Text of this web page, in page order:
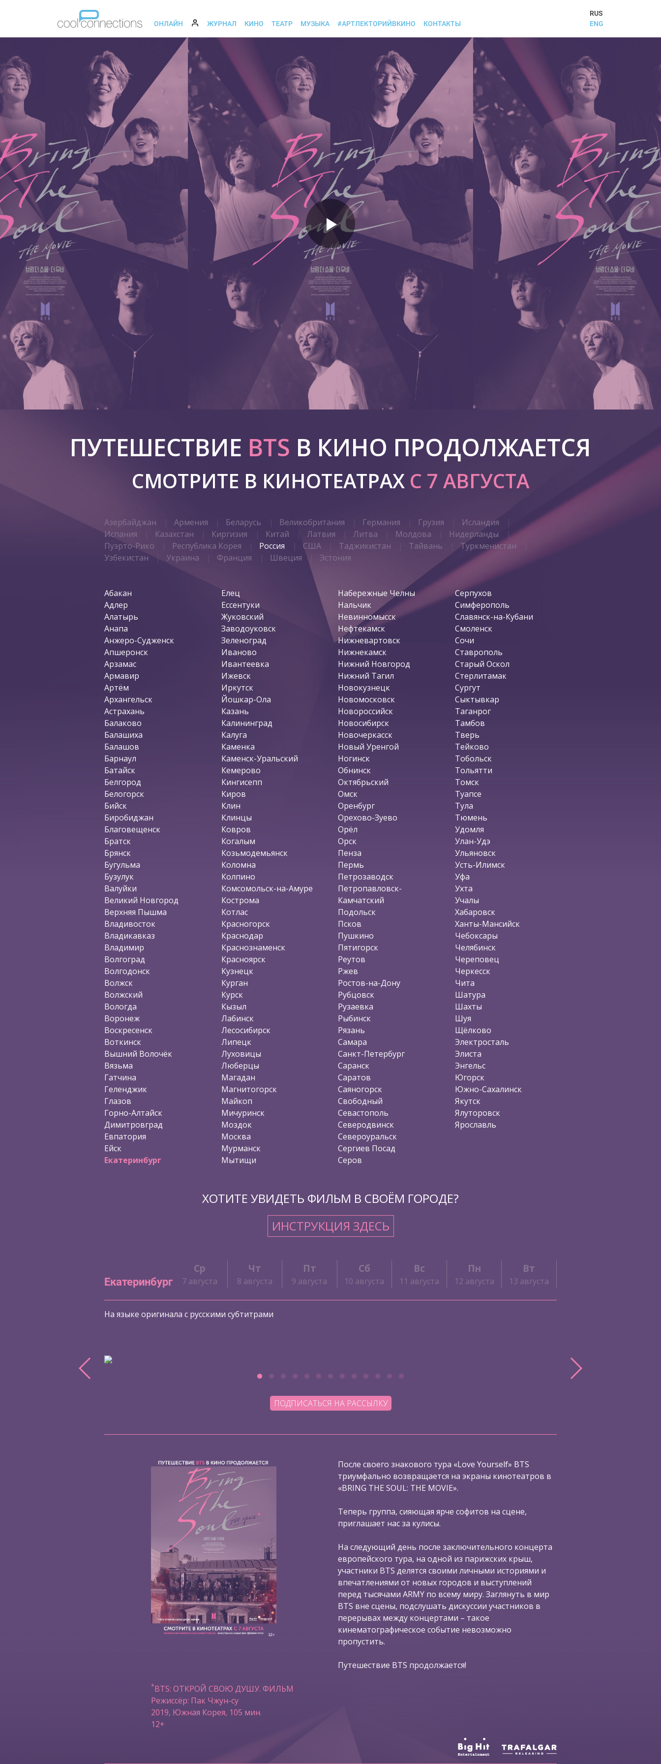
ОНЛАЙН ЖУРНАЛ КИНО ТЕАТР МУЗЫКА #АРТЛЕКТОРИЙВКИНО КОНТАКТЫ
RUS
ENG
ПУТЕШЕСТВИЕ BTS В КИНО ПРОДОЛЖАЕТСЯ
СМОТРИТЕ В КИНОТЕАТРАХ С 7 АВГУСТА
Азербайджан Армения Беларусь Великобритания Германия Грузия
Исландия
Испания
Казахстан Киргизия Китай Латвия Литва Молдова
Нидерланды
Пуэрто-Рико
Республика Корея Россия США Таджикистан Тайвань
Туркменистан
Узбекистан
Украина Франция Швеция Эстония
Абакан
Адлер
Алатырь
Анапа
Анжеро-Судженск
Апшеронск
Арзамас
Армавир
Артём
Архангельск
Астрахань
Балаково
Балашиха
Балашов
Барнаул
Батайск
Белгород
Белогорск
Бийск
Биробиджан
Благовещенск
Братск
Брянск
Бугульма
Бузулук
Валуйки
Великий Новгород
Верхняя Пышма
Владивосток
Владикавказ
Владимир
Волгоград
Волгодонск
Волжск
Волжский
Вологда
Воронеж
Воскресенск
Воткинск
Вышний Волочёк
Вязьма
Гатчина
Геленджик
Глазов
Горно-Алтайск
Димитровград
Евпатория
Ейск
Екатеринбург
Елец
Ессентуки
Жуковский
Заводоуковск
Зеленоград
Иваново
Ивантеевка
Ижевск
Иркутск
Йошкар-Ола
Казань
Калининград
Калуга
Каменка
Каменск-Уральский
Кемерово
Кингисепп
Киров
Клин
Клинцы
Ковров
Когалым
Козьмодемьянск
Коломна
Колпино
Комсомольск-на-Амуре
Кострома
Котлас
Красногорск
Краснодар
Краснознаменск
Красноярск
Кузнецк
Курган
Курск
Кызыл
Лабинск
Лесосибирск
Липецк
Луховицы
Люберцы
Магадан
Магнитогорск
Майкоп
Мичуринск
Моздок
Москва
Мурманск
Мытищи
Набережные Челны
Нальчик
Невинномысск
Нефтекамск
Нижневартовск
Нижнекамск
Нижний Новгород
Нижний Тагил
Новокузнецк
Новомосковск
Новороссийск
Новосибирск
Новочеркасск
Новый Уренгой
Ногинск
Обнинск
Октябрьский
Омск
Оренбург
Орехово-Зуево
Орёл
Орск
Пенза
Пермь
Петрозаводск
Петропавловск-
Камчатский
Подольск
Псков
Пушкино
Пятигорск
Реутов
Ржев
Ростов-на-Дону
Рубцовск
Рузаевка
Рыбинск
Рязань
Самара
Санкт-Петербург
Саранск
Саратов
Саяногорск
Свободный
Севастополь
Северодвинск
Североуральск
Сергиев Посад
Серов
Серпухов
Симферополь
Славянск-на-Кубани
Смоленск
Сочи
Ставрополь
Старый Оскол
Стерлитамак
Сургут
Сыктывкар
Таганрог
Тамбов
Тверь
Тейково
Тобольск
Тольятти
Томск
Туапсе
Тула
Тюмень
Удомля
Улан-Удэ
Ульяновск
Усть-Илимск
Уфа
Ухта
Учалы
Хабаровск
Ханты-Мансийск
Чебоксары
Челябинск
Череповец
Черкесск
Чита
Шатура
Шахты
Шуя
Щёлково
Электросталь
Элиста
Энгельс
Югорск
Южно-Сахалинск
Якутск
Ялуторовск
Ярославль
ХОТИТЕ УВИДЕТЬ ФИЛЬМ В СВОЁМ ГОРОДЕ?
ИНСТРУКЦИЯ ЗДЕСЬ
Екатеринбург
Ср
7 августа
Чт
8 августа
Пт
9 августа
Сб
10 августа
Вс
11 августа
Пн
12 августа
Вт
13 августа
На языке оригинала с русскими субтитрами
ПОДПИСАТЬСЯ НА РАССЫЛКУ
После своего знакового тура «Love Yourself» BTS
триумфально возвращается на экраны кинотеатров в
«BRING THE SOUL: THE MOVIE».
Теперь группа, сияющая ярче софитов на сцене,
приглашает нас за кулисы.
На следующий день после заключительного концерта
европейского тура, на одной из парижских крыш,
участники BTS делятся своими личными историями и
впечатлениями от новых городов и выступлений
перед тысячами ARMY по всему миру. Заглянуть в мир
BTS вне сцены, подслушать дискуссии участников в
перерывах между концертами – такое
кинематографическое событие невозможно
пропустить.
Путешествие BTS продолжается!
*BTS: ОТКРОЙ СВОЮ ДУШУ. ФИЛЬМ
Режиссёр: Пак Чжун-су
2019, Южная Корея, 105 мин.
12+